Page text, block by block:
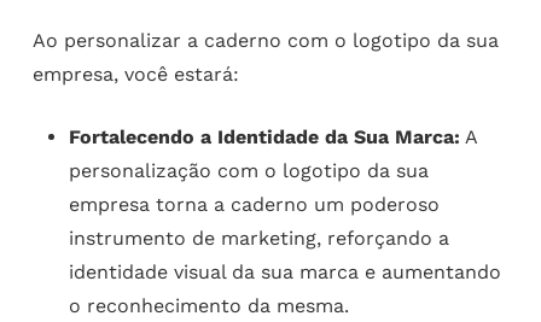
Ao personalizar a caderno com o logotipo da sua
empresa, você estará:
Fortalecendo a Identidade da Sua Marca: A
personalização com o logotipo da sua
empresa torna a caderno um poderoso
instrumento de marketing, reforçando a
identidade visual da sua marca e aumentando
o reconhecimento da mesma.